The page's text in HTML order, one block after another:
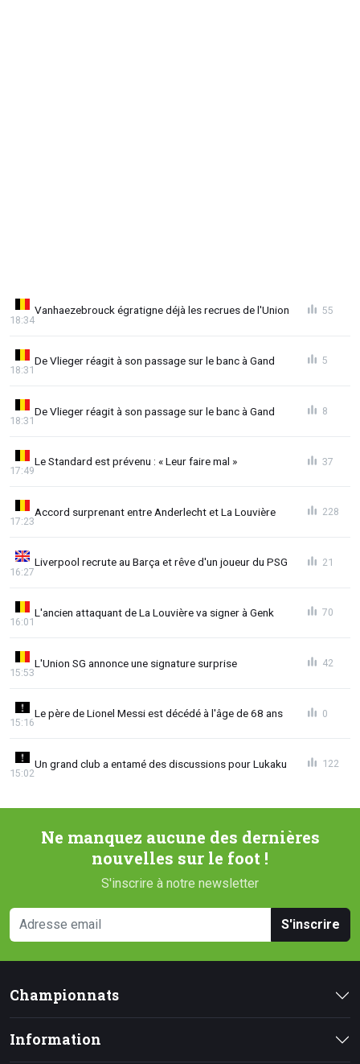
Vanhaezebrouck égratigne déjà les recrues de l'Union
18:34
55
De Vlieger réagit à son passage sur le banc à Gand
18:31
5
De Vlieger réagit à son passage sur le banc à Gand
18:31
8
Le Standard est prévenu : « Leur faire mal »
17:49
37
Accord surprenant entre Anderlecht et La Louvière
17:23
228
Liverpool recrute au Barça et rêve d'un joueur du PSG
16:27
21
L'ancien attaquant de La Louvière va signer à Genk
16:01
70
L'Union SG annonce une signature surprise
15:53
42
Le père de Lionel Messi est décédé à l'âge de 68 ans
15:16
0
Un grand club a entamé des discussions pour Lukaku
15:02
122
Ne manquez aucune des dernières
nouvelles sur le foot !
S'inscrire à notre newsletter
S'inscrire
Championnats
Information